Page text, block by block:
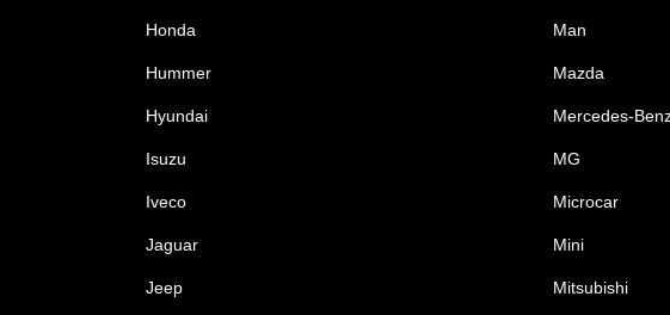
Honda
Hummer
Hyundai
Isuzu
Iveco
Jaguar
Jeep
Man
Mazda
Mercedes-
MG
Microcar
Mini
Mitsubishi